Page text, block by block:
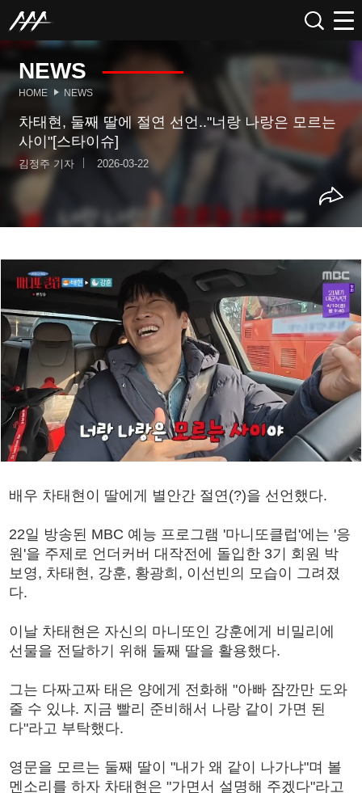
NEWS
HOME NEWS
차태현, 둘째 딸에 절연 선언.."너랑 나랑은 모르는
사이"[스타이슈]
김정주 기자 2026-03-22
배우 차태현이 딸에게 별안간 절연(?)을 선언했다.
22일 방송된 MBC 예능 프로그램 '마니또클럽'에는 '응
원'을 주제로 언더커버 대작전에 돌입한 3기 회원 박
보영, 차태현, 강훈, 황광희, 이선빈의 모습이 그려졌
다.
이날 차태현은 자신의 마니또인 강훈에게 비밀리에
선물을 전달하기 위해 둘째 딸을 활용했다.
그는 다짜고짜 태은 양에게 전화해 "아빠 잠깐만 도와
줄 수 있냐. 지금 빨리 준비해서 나랑 같이 가면 된
다"라고 부탁했다.
영문을 모르는 둘째 딸이 "내가 왜 같이 나가냐"며 볼
멘소리를 하자 차태현은 "가면서 설명해 주겠다"라고